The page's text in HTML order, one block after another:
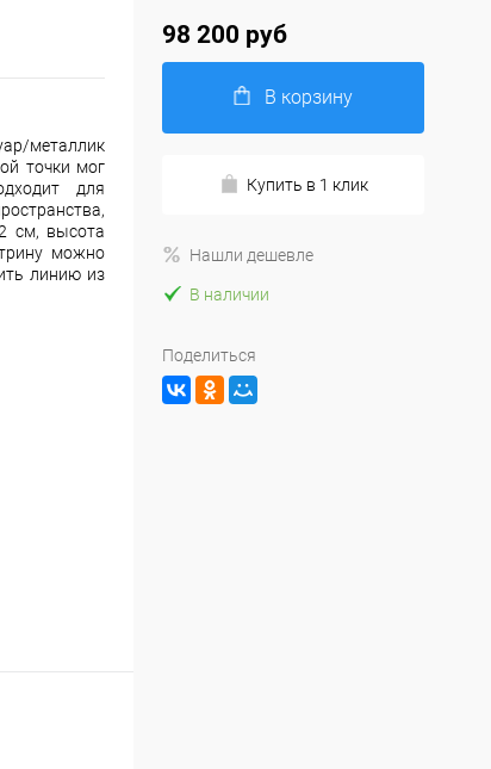
металлик
точки мог
для
см, высота
можно
линию из
98 200 руб
В корзину
Купить в 1 клик
Нашли дешевле
В наличии
Поделиться